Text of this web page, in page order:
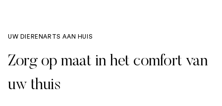
UW DIERENARTS AAN HUIS
Zorg op maat in het comfort van
uw thuis